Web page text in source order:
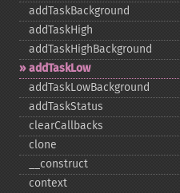
addTaskBackground
addTaskHigh
addTaskHighBackground
addTaskLow
addTaskLowBackground
addTaskStatus
clearCallbacks
clone
_​_​construct
context